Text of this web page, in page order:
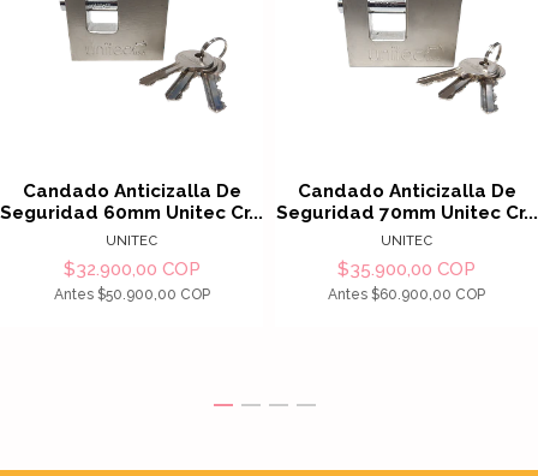
Candado Anticizalla De
Seguridad 60mm Unitec Cr...
UNITEC
$32.900,00 COP
Antes $50.900,00 COP
Candado Anticizalla De
Seguridad 70mm Unitec Cr...
UNITEC
$35.900,00 COP
Antes $60.900,00 COP